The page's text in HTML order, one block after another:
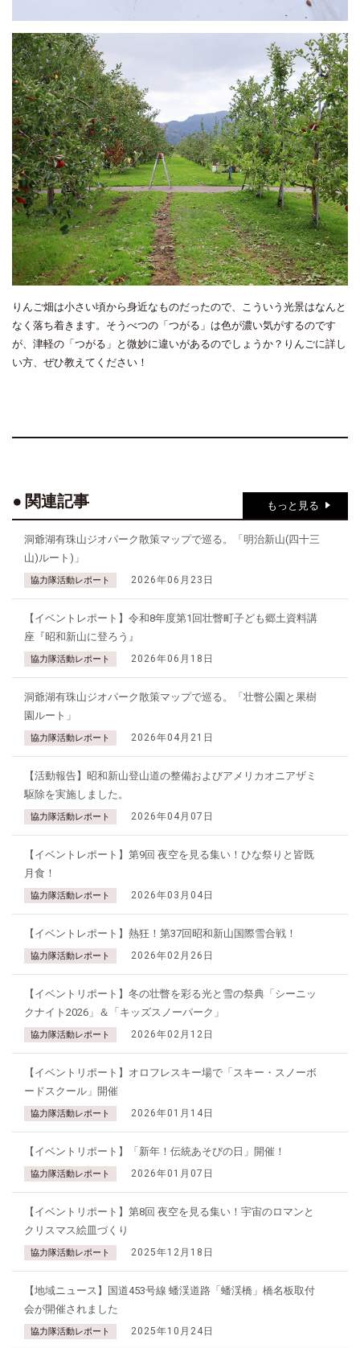
りんご畑は小さい頃から身近なものだったので、こういう光景はなんと
なく落ち着きます。そうべつの「つがる」は色が濃い気がするのです
が、津軽の「つがる」と微妙に違いがあるのでしょうか？りんごに詳し
い方、ぜひ教えてください！
関連記事 もっと見る
洞爺湖有珠山ジオパーク散策マップで巡る。「明治新山(四十三
山)ルート)」
協力隊活動レポート 2026年06月23日
【イベントレポート】令和8年度第1回壮瞥町子ども郷土資料講
座『昭和新山に登ろう』
協力隊活動レポート 2026年06月18日
洞爺湖有珠山ジオパーク散策マップで巡る。「壮瞥公園と果樹
園ルート」
協力隊活動レポート 2026年04月21日
【活動報告】昭和新山登山道の整備およびアメリカオニアザミ
駆除を実施しました。
協力隊活動レポート 2026年04月07日
【イベントレポート】第9回 夜空を見る集い！ひな祭りと皆既
月食！
協力隊活動レポート 2026年03月04日
【イベントレポート】熱狂！第37回昭和新山国際雪合戦！
協力隊活動レポート 2026年02月26日
【イベントリポート】冬の壮瞥を彩る光と雪の祭典「シーニッ
クナイト2026」＆「キッズスノーパーク」
協力隊活動レポート 2026年02月12日
【イベントリポート】オロフレスキー場で「スキー・スノーボ
ードスクール」開催
協力隊活動レポート 2026年01月14日
【イベントリポート】「新年！伝統あそびの日」開催！
協力隊活動レポート 2026年01月07日
【イベントリポート】第8回 夜空を見る集い！宇宙のロマンと
クリスマス絵皿づくり
協力隊活動レポート 2025年12月18日
【地域ニュース】国道453号線 蟠渓道路「蟠渓橋」橋名板取付
会が開催されました
協力隊活動レポート 2025年10月24日